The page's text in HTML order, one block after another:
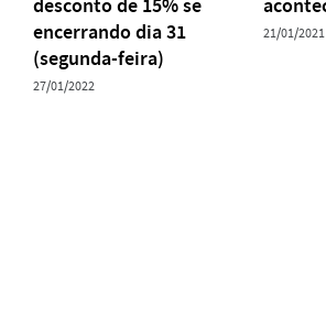
desconto de 15% se
encerrando dia 31
(segunda-feira)
27/01/2022
21/01/2021